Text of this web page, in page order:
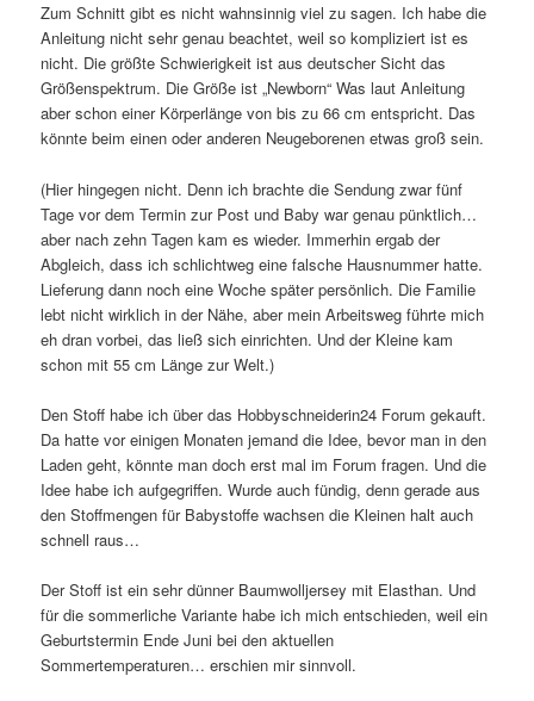
Zum Schnitt gibt es nicht wahnsinnig viel zu sagen. Ich habe die
Anleitung nicht sehr genau beachtet, weil so kompliziert ist es
nicht. Die größte Schwierigkeit ist aus deutscher Sicht das
Größenspektrum. Die Größe ist „Newborn“ Was laut Anleitung
aber schon einer Körperlänge von bis zu 66 cm entspricht. Das
könnte beim einen oder anderen Neugeborenen etwas groß sein.
(Hier hingegen nicht. Denn ich brachte die Sendung zwar fünf
Tage vor dem Termin zur Post und Baby war genau pünktlich…
aber nach zehn Tagen kam es wieder. Immerhin ergab der
Abgleich, dass ich schlichtweg eine falsche Hausnummer hatte.
Lieferung dann noch eine Woche später persönlich. Die Familie
lebt nicht wirklich in der Nähe, aber mein Arbeitsweg führte mich
eh dran vorbei, das ließ sich einrichten. Und der Kleine kam
schon mit 55 cm Länge zur Welt.)
Den Stoff habe ich über das Hobbyschneiderin24 Forum gekauft.
Da hatte vor einigen Monaten jemand die Idee, bevor man in den
Laden geht, könnte man doch erst mal im Forum fragen. Und die
Idee habe ich aufgegriffen. Wurde auch fündig, denn gerade aus
den Stoffmengen für Babystoffe wachsen die Kleinen halt auch
schnell raus…
Der Stoff ist ein sehr dünner Baumwolljersey mit Elasthan. Und
für die sommerliche Variante habe ich mich entschieden, weil ein
Geburtstermin Ende Juni bei den aktuellen
Sommertemperaturen… erschien mir sinnvoll.